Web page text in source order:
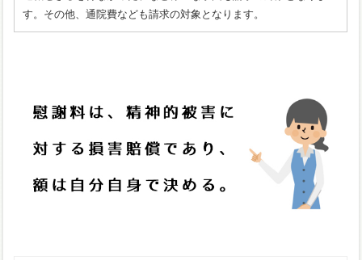
す。その他、通院費なども請求の対象となります。